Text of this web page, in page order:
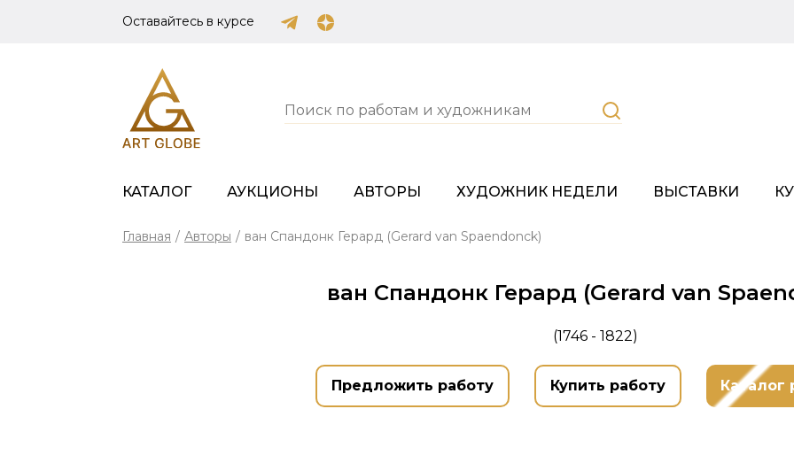
Оставайтесь в курсе
КАТАЛОГ АУКЦИОНЫ АВТОРЫ ХУДОЖНИК НЕДЕЛИ ВЫСТАВКИ
Главная / Авторы / ван Спандонк Герард (Gerard van Spaendonck)
ван Спандонк Герард (Gerard van
(1746 - 1822)
Предложить работу Купить работу Каталог